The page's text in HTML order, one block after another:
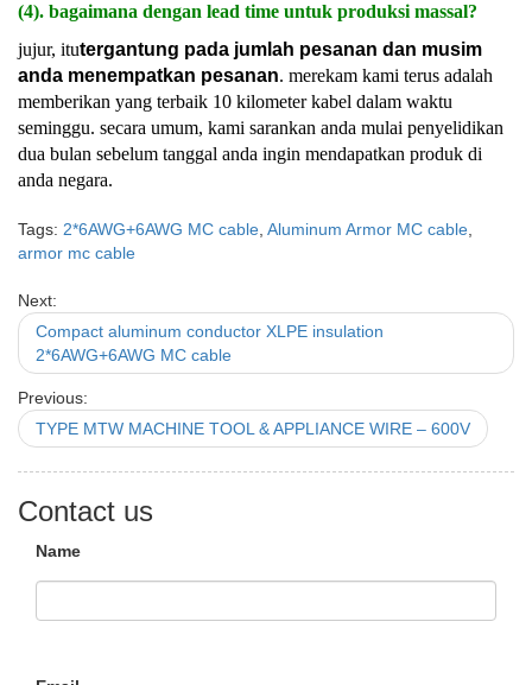
(4). bagaimana dengan lead time untuk produksi massal?
jujur, itutergantung pada jumlah pesanan dan musim
anda menempatkan pesanan. merekam kami terus adalah
memberikan yang terbaik 10 kilometer kabel dalam waktu
seminggu. secara umum, kami sarankan anda mulai penyelidikan
dua bulan sebelum tanggal anda ingin mendapatkan produk di
anda negara.
Tags: 2*6AWG+6AWG MC cable Aluminum Armor MC cable
armor mc cable
Next:
Compact aluminum conductor XLPE insulation
2*6AWG+6AWG MC cable
Previous:
TYPE MTW MACHINE TOOL & APPLIANCE WIRE – 600V
Contact us
Name